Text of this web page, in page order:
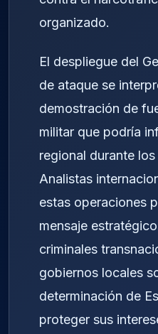
organizado.
El despliegue del
de ataque se
demostración de
militar que podría
regional durante
Analistas
estas operaciones
mensaje
criminales
gobiernos locales
determinación de
proteger sus